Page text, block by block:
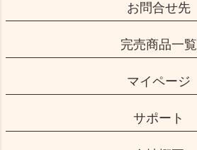
お問合せ先
完売商品一覧
マイページ
サポート